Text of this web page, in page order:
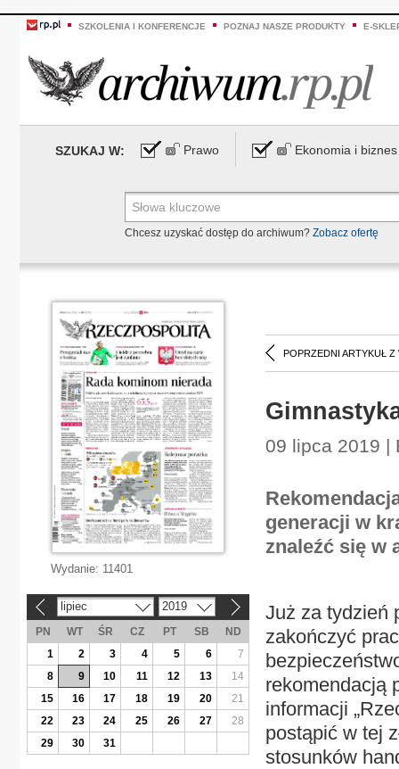
SZKOLENIA I KONFERENCJE POZNAJ NASZE PRODUKTY E-
SZUKAJ W: Prawo Ekonomia i biznes
Chcesz uzyskać dostęp do archiwum? Zobacz ofertę
POPRZEDNI ARTYKUŁ Z
09 lipca 2019 |
generacji w
znaleźć się w
Już za tydzień
zakończyć
rekomendacją
informacji
postąpić w tej
stosunków
Wydanie: 11401
lipiec 2019
PN WT ŚR CZ PT SB
ND
1
2 3 4 5 6
7
8
9 10 11 12 13
14
15
16 17 18 19 20
21
22
23 24 25 26 27
28
29
30 31